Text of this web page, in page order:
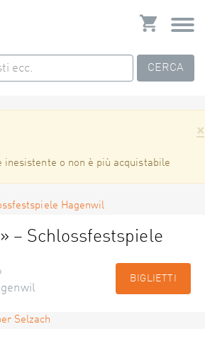
CERCA
×
inesistente o non è più acquistabile
– Schlossfestspiele
BIGLIETTI